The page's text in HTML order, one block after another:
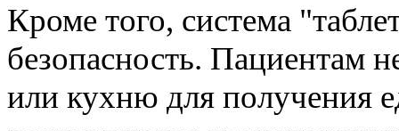
Кроме того, система
безопасность. Пациентам
или кухню для получения